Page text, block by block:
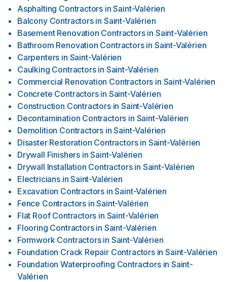
Asphalting Contractors in Saint-Valérien
Balcony Contractors in Saint-Valérien
Basement Renovation Contractors in Saint-Valérien
Bathroom Renovation Contractors in Saint-Valérien
Carpenters in Saint-Valérien
Caulking Contractors in Saint-Valérien
Commercial Renovation Contractors in Saint-Valérien
Concrete Contractors in Saint-Valérien
Construction Contractors in Saint-Valérien
Decontamination Contractors in Saint-Valérien
Demolition Contractors in Saint-Valérien
Disaster Restoration Contractors in Saint-Valérien
Drywall Finishers in Saint-Valérien
Drywall Installation Contractors in Saint-Valérien
Electricians in Saint-Valérien
Excavation Contractors in Saint-Valérien
Fence Contractors in Saint-Valérien
Flat Roof Contractors in Saint-Valérien
Flooring Contractors in Saint-Valérien
Formwork Contractors in Saint-Valérien
Foundation Crack Repair Contractors in Saint-Valérien
Foundation Waterproofing Contractors in Saint-
Valérien